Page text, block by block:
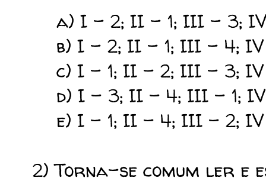
a) I - 2; II - 1; III - 3;
b) I - 2; II - 1; III - 4;
c) I - 1; II - 2; III - 3;
d) I - 3; II - 4; III - 1;
e) I - 1; II - 4; III - 2;
2) Torna-se comum ler e